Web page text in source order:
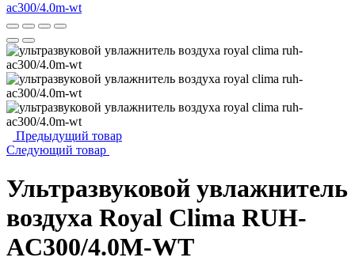
Предыдущий товар
Следующий товар
Ультразвуковой увлажнитель
воздуха Royal Clima RUH-
AC300/4.0M-WT